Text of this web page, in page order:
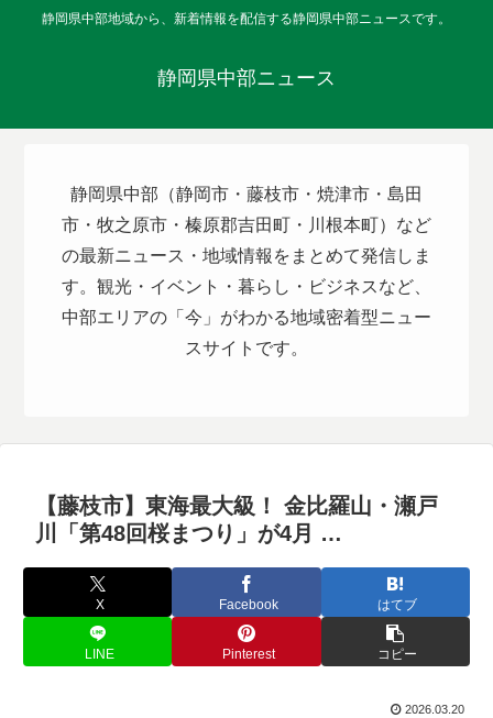
静岡県中部地域から、新着情報を配信する静岡県中部ニュースです。
静岡県中部ニュース
静岡県中部（静岡市・藤枝市・焼津市・島田
市・牧之原市・榛原郡吉田町・川根本町）など
の最新ニュース・地域情報をまとめて発信しま
す。観光・イベント・暮らし・ビジネスなど、
中部エリアの「今」がわかる地域密着型ニュー
スサイトです。
【藤枝市】東海最大級！ 金比羅山・瀬戸
川「第48回桜まつり」が4月 …
X Facebook はてブ
LINE Pinterest コピー
2026.03.20